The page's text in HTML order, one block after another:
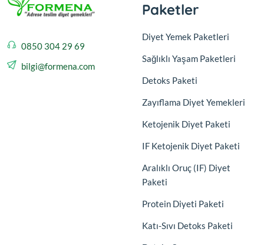
0850 304 29 69
bilgi@formena.com
Paketler
Diyet Yemek Paketleri
Sağlıklı Yaşam Paketleri
Detoks Paketi
Zayıflama Diyet Yemekleri
Ketojenik Diyet Paketi
IF Ketojenik Diyet Paketi
Aralıklı Oruç (IF) Diyet
Paketi
Protein Diyeti Paketi
Katı-Sıvı Detoks Paketi